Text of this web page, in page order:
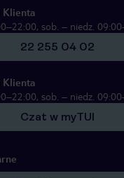
Klienta
sob. – niedz.
22 255 04 02
Klienta
sob. – niedz.
Czat w myTUI